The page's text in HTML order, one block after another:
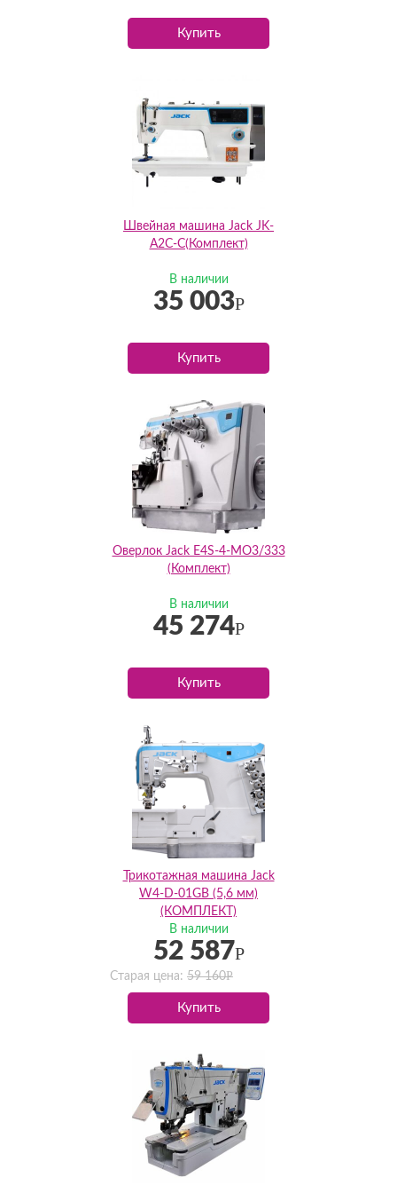
Купить
Швейная машина Jack JK-
A2C-C(Комплект)
В наличии
35 003Р
Купить
Оверлок Jack E4S-4-MO3/333
(Комплект)
В наличии
45 274Р
Купить
Трикотажная машина Jack
W4-D-01GB (5,6 мм)
(КОМПЛЕКТ)
В наличии
52 587Р
Старая цена: 59 160Р
Купить